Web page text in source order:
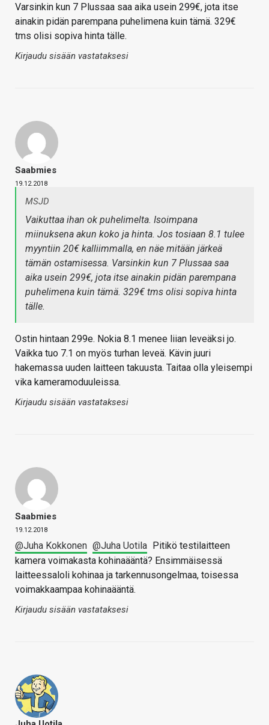
Varsinkin kun 7 Plussaa saa aika usein 299€, jota itse
ainakin pidän parempana puhelimena kuin tämä. 329€
tms olisi sopiva hinta tälle.
Kirjaudu sisään vastataksesi
Saabmies
19.12.2018
MSJD
Vaikuttaa ihan ok puhelimelta. Isoimpana
miinuksena akun koko ja hinta. Jos tosiaan 8.1 tulee
myyntiin 20€ kalliimmalla, en näe mitään järkeä
tämän ostamisessa. Varsinkin kun 7 Plussaa saa
aika usein 299€, jota itse ainakin pidän parempana
puhelimena kuin tämä. 329€ tms olisi sopiva hinta
tälle.
Ostin hintaan 299e. Nokia 8.1 menee liian leveäksi jo.
Vaikka tuo 7.1 on myös turhan leveä. Kävin juuri
hakemassa uuden laitteen takuusta. Taitaa olla yleisempi
vika kameramoduuleissa.
Kirjaudu sisään vastataksesi
Saabmies
19.12.2018
@Juha Kokkonen @Juha Uotila Pitikö testilaitteen
kamera voimakasta kohinaääntä? Ensimmäisessä
laitteessaloli kohinaa ja tarkennusongelmaa, toisessa
voimakkaampaa kohinaääntä.
Kirjaudu sisään vastataksesi